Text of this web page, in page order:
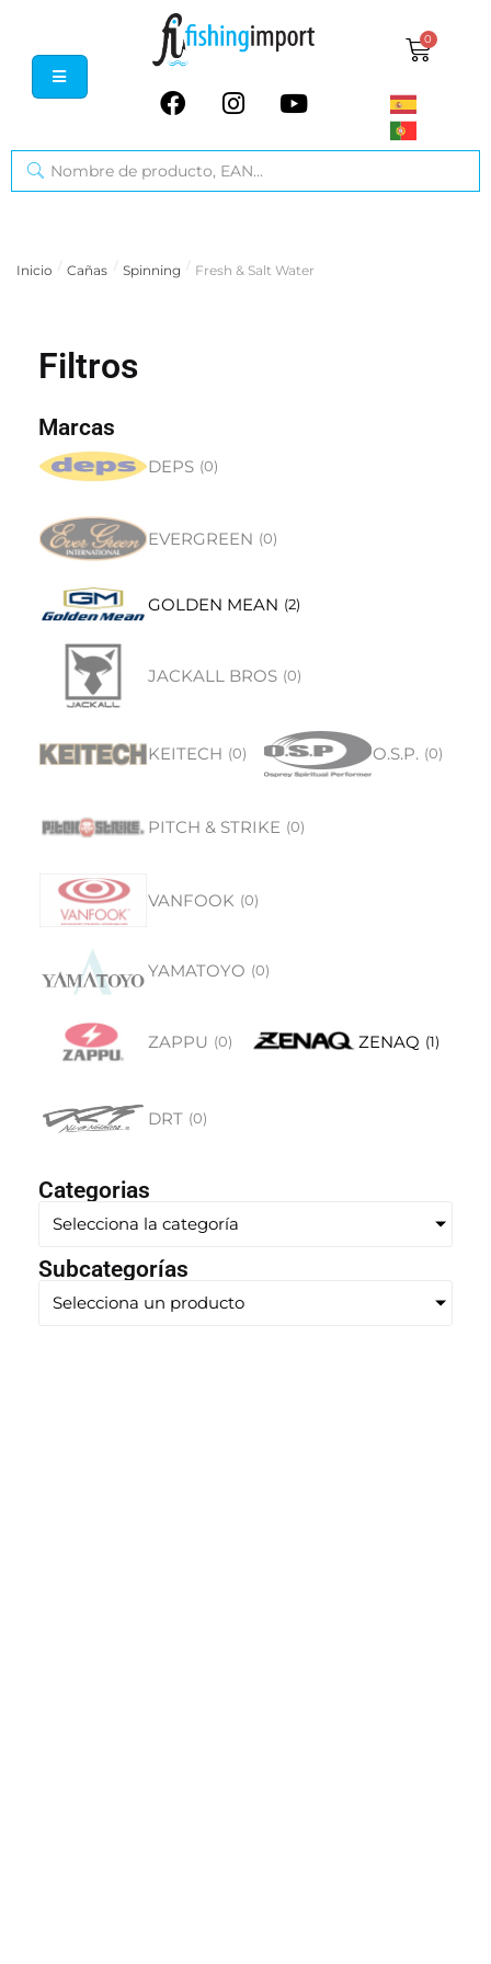
0
Inicio / Cañas / Spinning / Fresh & Salt Water
Filtros
Marcas
DEPS (0)
EVERGREEN (0)
GOLDEN MEAN (2)
JACKALL BROS (0)
KEITECH (0) O.S.P. (0)
PITCH & STRIKE (0)
VANFOOK (0)
YAMATOYO (0)
ZAPPU (0) ZENAQ (1)
DRT (0)
Categorias
Selecciona la categoría
Subcategorías
Selecciona un producto